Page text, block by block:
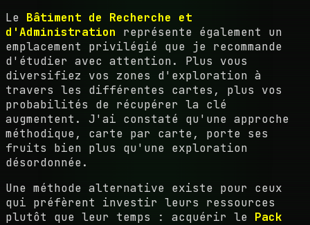
Le Bâtiment de Recherche et
d'Administration représente également un
emplacement privilégié que je recommande
d'étudier avec attention. Plus vous
diversifiez vos zones d'exploration à
travers les différentes cartes, plus vos
probabilités de récupérer la clé
augmentent. J'ai constaté qu'une approche
méthodique, carte par carte, porte ses
fruits bien plus qu'une exploration
désordonnée.
Une méthode alternative existe pour ceux
qui préfèrent investir leurs ressources
plutôt que leur temps : acquérir le Pack